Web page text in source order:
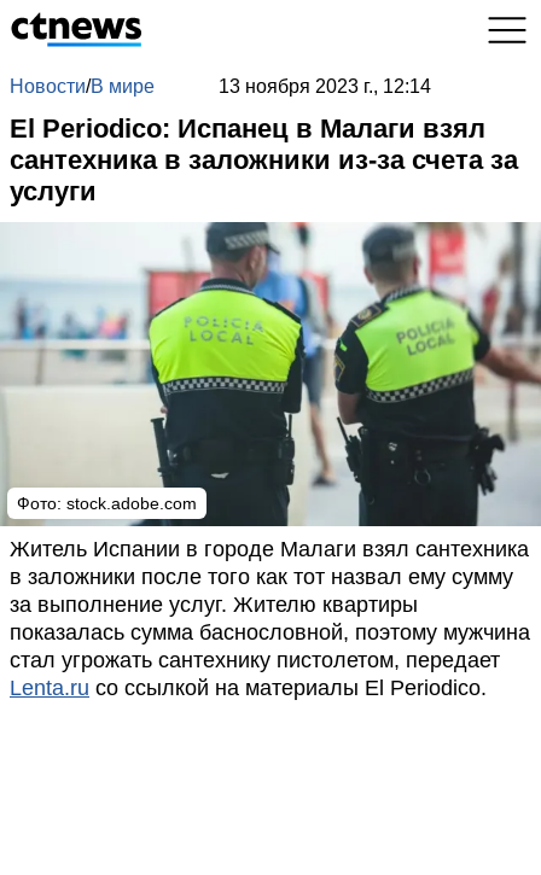
Новости/В мире 13 ноября 2023 г., 12:14
El Periodico: Испанец в Малаги взял
сантехника в заложники из-за счета за
услуги
Фото: stock.adobe.com
Житель Испании в городе Малаги взял сантехника
в заложники после того как тот назвал ему сумму
за выполнение услуг. Жителю квартиры
показалась сумма баснословной, поэтому мужчина
стал угрожать сантехнику пистолетом, передает
Lenta.ru со ссылкой на материалы El Periodico.